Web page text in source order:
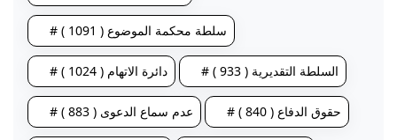
# سلطة محكمة الموضوع ( 1091 )
# دائرة الاتهام ( 1024 ) # السلطة التقديرية ( 933 )
# عدم سماع الدعوى ( 883 ) # حقوق الدفاع ( 840 )